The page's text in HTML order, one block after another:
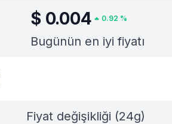
$ 0.004 0.92 %
Bugünün en iyi fiyatı
Fiyat değişikliği (24g)